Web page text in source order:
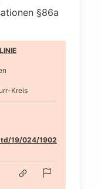
§86a
Kreis
19/024/1902